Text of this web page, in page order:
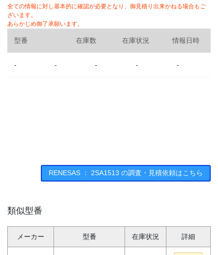
全ての情報に対し基本的に確認が必要となり、御見積り出来かねる場合もご
ざいます。
あらかじめ御了承願います。
型番 在庫数 在庫状況 情報日時
- - - - -
RENESAS ： 2SA1513 の調査・見積依頼はこちら
類似型番
メーカー 型番 在庫状況 詳細